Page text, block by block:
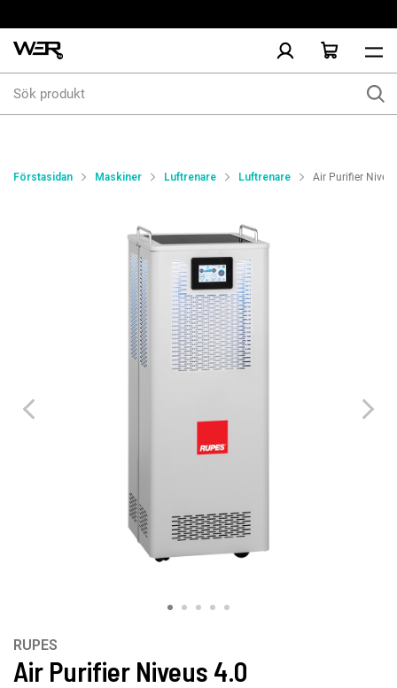
produkt
Förstasidan Maskiner Luftrenare Luftrenare Air Purifier
RUPES
Air Purifier Niveus 4.0